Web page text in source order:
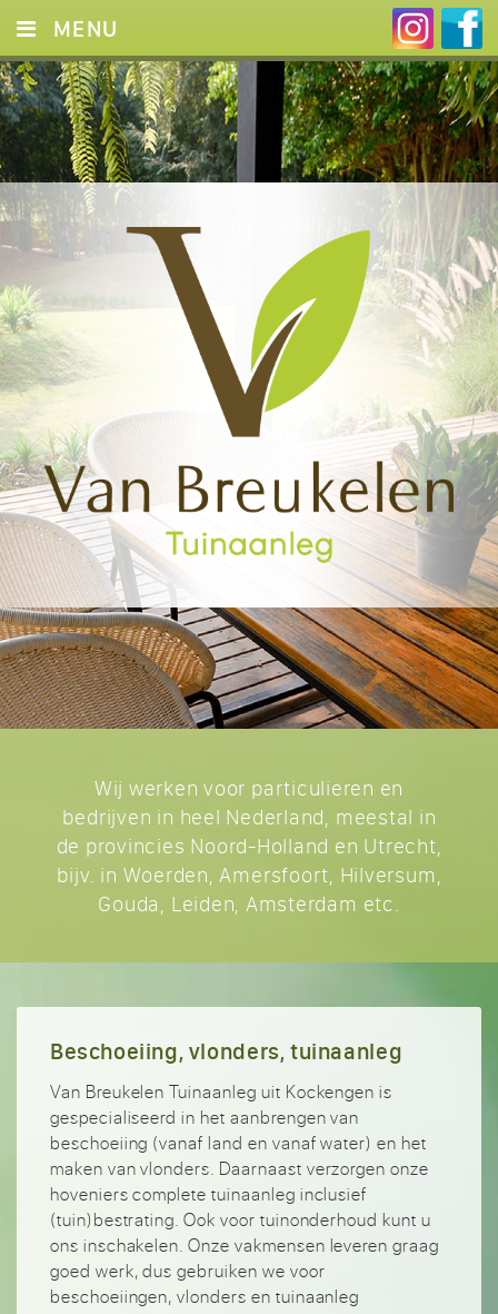
MENU
HOME
DIENSTEN
FOTO’S
CONTACT
Wij werken voor particulieren en
bedrijven in heel Nederland, meestal in
de provincies Noord-Holland en Utrecht,
bijv. in Woerden, Amersfoort, Hilversum,
Gouda, Leiden, Amsterdam etc.
Beschoeiing, vlonders, tuinaanleg
Van Breukelen Tuinaanleg uit Kockengen is
gespecialiseerd in het aanbrengen van
beschoeiing (vanaf land en vanaf water) en het
maken van vlonders. Daarnaast verzorgen onze
hoveniers complete tuinaanleg inclusief
(tuin)bestrating. Ook voor tuinonderhoud kunt u
ons inschakelen. Onze vakmensen leveren graag
goed werk, dus gebruiken we voor
beschoeiingen, vlonders en tuinaanleg